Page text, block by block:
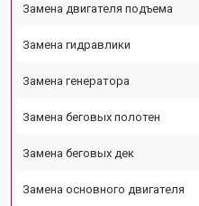
Замена двигателя подъема
Замена гидравлики
Замена генератора
Замена беговых полотен
Замена беговых дек
Замена основного двигателя